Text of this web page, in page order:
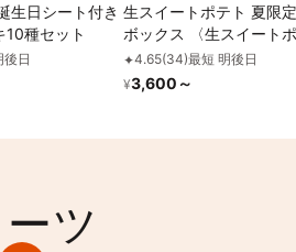
生日シート付き
10種セット
後日
生スイートポテト 夏限
ボックス 〈生スイート
門店OIMO〉お中元2026
✦4.65(34)最短 明後日
¥3,600 ～
ツ